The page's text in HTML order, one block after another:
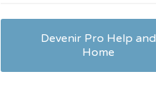
Devenir Pro Help and
Home